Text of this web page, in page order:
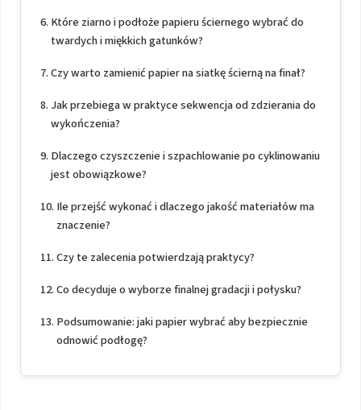
Które ziarno i podłoże papieru ściernego wybrać do
twardych i miękkich gatunków?
Czy warto zamienić papier na siatkę ścierną na finał?
Jak przebiega w praktyce sekwencja od zdzierania do
wykończenia?
Dlaczego czyszczenie i szpachlowanie po cyklinowaniu
jest obowiązkowe?
Ile przejść wykonać i dlaczego jakość materiałów ma
znaczenie?
Czy te zalecenia potwierdzają praktycy?
Co decyduje o wyborze finalnej gradacji i połysku?
Podsumowanie: jaki papier wybrać aby bezpiecznie
odnowić podłogę?